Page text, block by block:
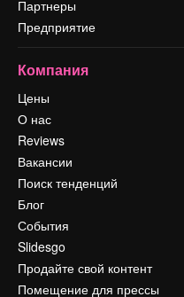
Партнеры
Предприятие
Компания
Цены
О нас
Reviews
Вакансии
Поиск тенденций
Блог
События
Slidesgo
Продайте свой контент
Помещение для прессы